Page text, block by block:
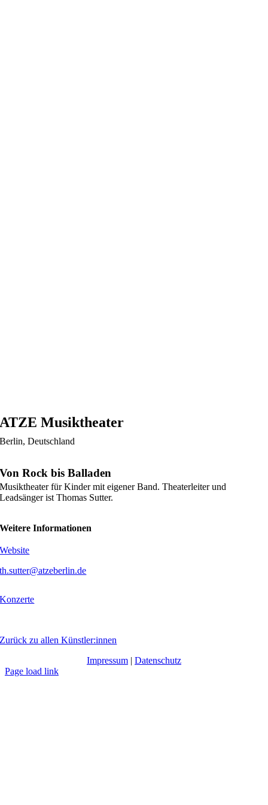
ATZE Musiktheater
Berlin, Deutschland
Von Rock bis Balladen
Musiktheater für Kinder mit eigener Band. Theaterleiter und
Leadsänger ist Thomas Sutter.
Weitere Informationen
Website
th.sutter@atzeberlin.de
Konzerte
Zurück zu allen Künstler:innen
Impressum | Datenschutz
Page load link